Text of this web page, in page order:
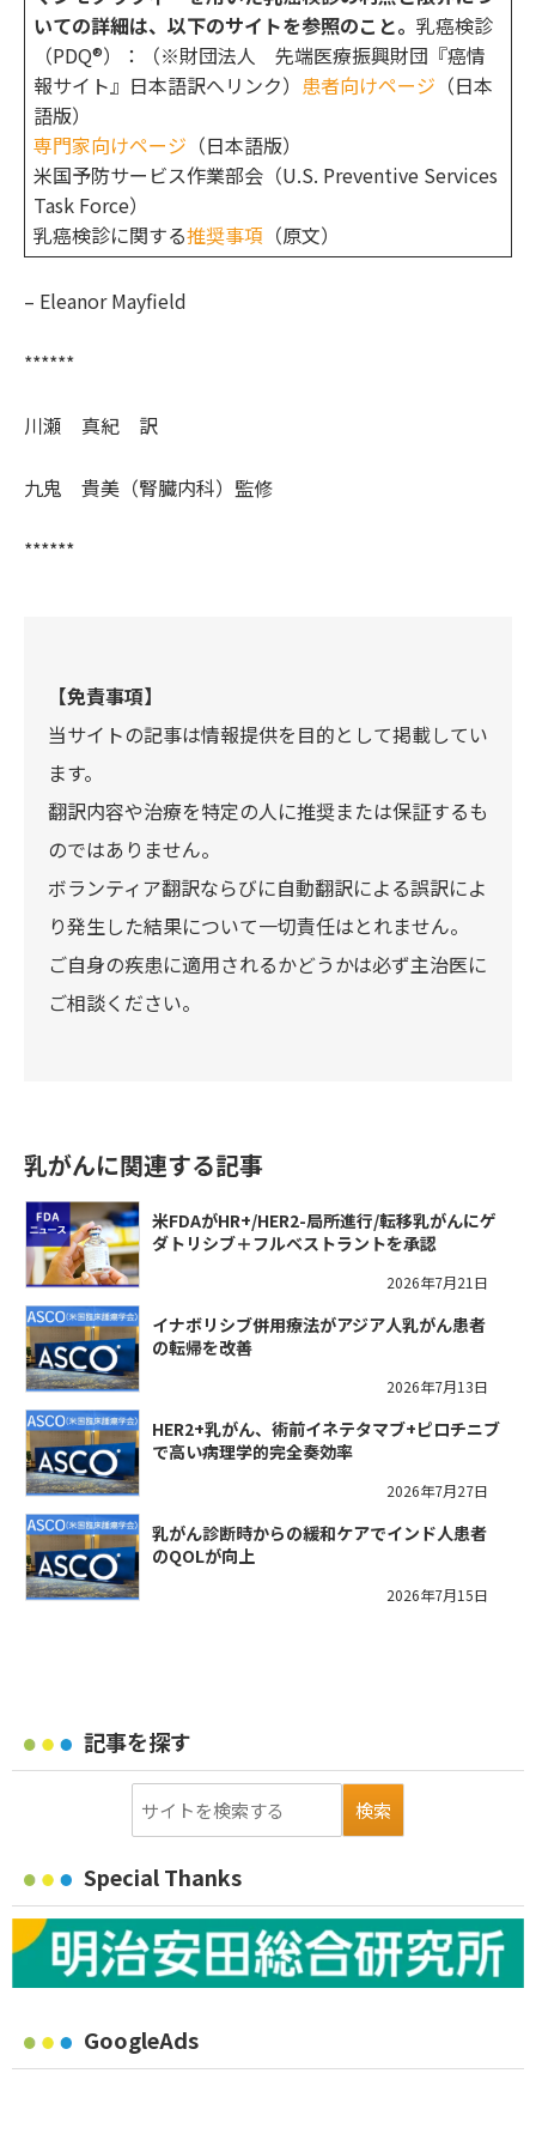
いての詳細は、以下のサイトを参照のこと。 乳癌検診
（PDQ®）：（※財団法人 先端医療振興財団『癌情
報サイト』日本語訳へリンク） 患者向けページ （日本
語版）
専門家向けページ （日本語版）
米国予防サービス作業部会（U.S. Preventive Services
Task Force）
乳癌検診に関する推奨事項 （原文）
– Eleanor Mayfield
******
川瀬 真紀 訳
九鬼 貴美（腎臓内科）監修
******
【免責事項】
当サイトの記事は情報提供を目的として掲載してい
ます。
翻訳内容や治療を特定の人に推奨または保証するも
のではありません。
ボランティア翻訳ならびに自動翻訳による誤訳によ
り発生した結果について一切責任はとれません。
ご自身の疾患に適用されるかどうかは必ず主治医に
ご相談ください。
乳がんに関連する記事
米FDAがHR+/HER2-局所進行/転移乳がんにゲ
ダトリシブ＋フルベストラントを承認
2026年7月21日
イナボリシブ併用療法がアジア人乳がん患者
の転帰を改善
2026年7月13日
HER2+乳がん、術前イネテタマブ+ピロチニブ
で高い病理学的完全奏効率
2026年7月27日
乳がん診断時からの緩和ケアでインド人患者
のQOLが向上
2026年7月15日
記事を探す
Special Thanks
GoogleAds